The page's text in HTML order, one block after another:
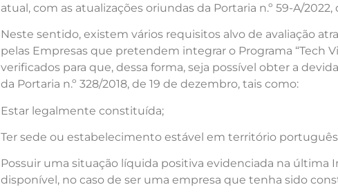
atual, com as atualizações oriundas da Portaria n.º 59-A/2022,
Neste sentido, existem vários requisitos alvo de avaliação
pelas Empresas que pretendem integrar o Programa “Tech
verificados para que, dessa forma, seja possível obter a
da Portaria n.º 328/2018, de 19 de dezembro, tais como:
Estar legalmente constituída;
Ter sede ou estabelecimento estável em território
Possuir uma situação líquida positiva evidenciada na última
disponível, no caso de ser uma empresa que tenha sido